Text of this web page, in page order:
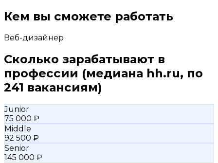
Кем вы сможете работать
Веб-дизайнер
Сколько зарабатывают в
профессии (медиана hh.ru, по
241 вакансиям)
Junior
75 000 ₽
Middle
92 500 ₽
Senior
145 000 ₽